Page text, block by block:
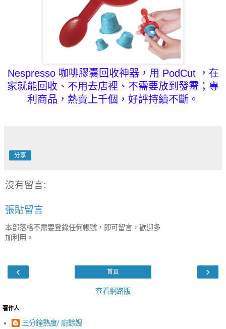
Nespresso 咖啡膠囊 回收神器，用 PodCut ，在
家就能回收、不用去店裡、不需要放到發霉；專
利商品，熱賣上千個，好評持續不斷。
分享
沒有留言:
張貼留言
本部落格不需要登錄任何帳號，即可留言，歡迎多
加利用。
‹ ›
首頁
查看網路版
著作人
三分鐘熱度/ 廚餘嫂